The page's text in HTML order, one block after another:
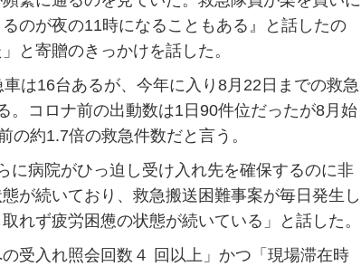
のが夜の11時になることもある』と話したの
と寄贈のきっかけを話した。
は16台あるが、今年に入り8月22日までの救急
。コロナ前の出動数は1日90件位だったが8月始
約1.7倍の救急件数だと言う。
病院がひっ迫し受け入れ先を確保するのに非
が続いており、救急搬送困難事案が毎日発生し
れず疲労困憊の状態が続いている」と話した。
受入れ照会回数４ 回以上」かつ「現場滞在時